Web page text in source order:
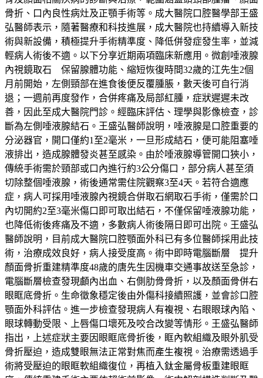
骨折、口內良性病灶及正顎手術等。成大醫院口腔醫學部王盛
弘醫師表示，隨著醫療和科技進展，成大醫院也持續導入新技
術與新設備，積極提升手術精準度、降低併發症發生率，並減
輕病人術後不適。以下分享近期兩項臨床新應用。微創唾液腺
內視鏡取石 保留腺體功能、縮短恢復時間32歲的江先生2個
月前開始，左側頸部在進食後便反覆腫脹，數天後可自行消
退；一週前再度發作，合併疼痛及局部紅腫，症狀遲遲未改
善，因此至成大醫院門診。經臨床評估、理學與影像檢查，診
斷為左側唾液腺結石。王盛弘醫師說明，唾液腺是口腔重要的
分泌器官，開口僅約1至2毫米，一旦形成結石，便可能阻塞唾
液排出，造成腺體發炎甚至感染。由於唾液腺導管開口狹小，
傳統手術需於頸部或口內進行約3公分傷口，部分病人甚至須
切除整個唾液腺，術後通常需住院觀察3至4天。若符合適應
症，病人可採用唾液腺內視鏡合併取石網取石手術，僅需於口
內切開約2至3毫米傷口即可取出結石，不僅保留唾液腺功能，
也降低術後疼痛及不適，多數病人術後隔日即可出院。王盛弘
醫師說明，目前成大醫院口腔顎面外科已有多位醫師採用此技
術，治療成效良好，病人接受度高。術中即時電腦斷層 提升
顏面骨折重建精準度48歲的唐先生因機車交通事故送至急診，
電腦斷層檢查發現顱內出血、右側肋骨骨折，以及顏面骨併右
眼眶底骨折。生命徵象穩定後由外傷科接續照護，並會診口腔
顎面外科評估。進一步檢查發現病人有複視、右眼眼球內陷、
眼球轉動受限、上唇傷口壞死及咬合改變等情形。王盛弘醫師
指出，上述症狀主要因眼眶底骨折後，眶內軟組織及眼外肌受
骨折壓迫，造成雙眼無法正常對焦而產生複視。治療需透過手
術將受壓迫的眼眶軟組織復位，再植入鈦金屬骨板重建眼眶